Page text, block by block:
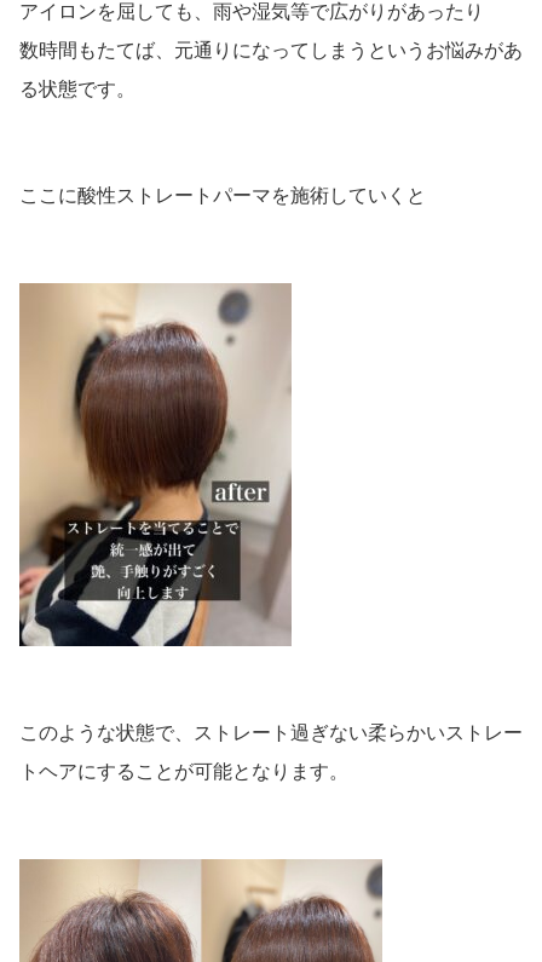
アイロンを屈しても、雨や湿気等で広がりがあったり
数時間もたてば、元通りになってしまうというお悩みがあ
る状態です。
ここに酸性ストレートパーマを施術していくと
このような状態で、ストレート過ぎない柔らかいストレー
トヘアにすることが可能となります。